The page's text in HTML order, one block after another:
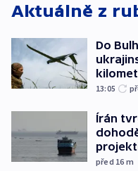
Aktuálně z
Do
13:05
Írán
před 16 m